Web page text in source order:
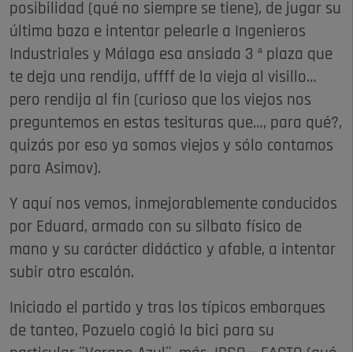
posibilidad (qué no siempre se tiene), de jugar su
última baza e intentar pelearle a Ingenieros
Industriales y Málaga esa ansiada 3 ª plaza que
te deja una rendija, uffff de la vieja al visillo…
pero rendija al fin (curioso que los viejos nos
preguntemos en estas tesituras que…, para qué?,
quizás por eso ya somos viejos y sólo contamos
para Asimov).
Y aquí nos vemos, inmejorablemente conducidos
por Eduard, armado con su silbato físico de
mano y su carácter didáctico y afable, a intentar
subir otro escalón.
Iniciado el partido y tras los típicos embarques
de tanteo, Pozuelo cogió la bici para su